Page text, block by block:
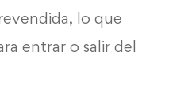
lo que
entrar o salir del